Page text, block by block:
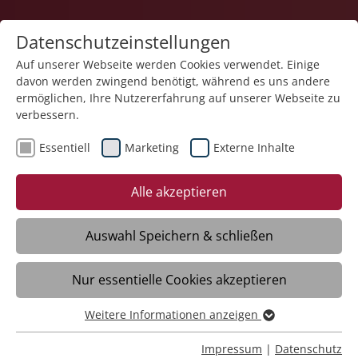
Service und Produkte
Sonderreinigung von Privathaushalten
und Wohnhäusern
Daten
Datenschutzeinstellungen
Auf unserer Webseite werden Cookies verwendet. Einige
davon werden zwingend benötigt, während es uns andere
ermöglichen, Ihre Nutzererfahrung auf unserer Webseite zu
verbessern.
Essentiell Marketing Externe Inhalte
Alle akzeptieren
Auswahl Speichern & schließen
Nur essentielle Cookies akzeptieren
Essentiell
Essentielle Cookies werden für grundlegende Funktionen
Weitere Informationen anzeigen
Impressum | Datenschutz